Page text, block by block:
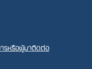
รหรือผู้มาติดต่อ